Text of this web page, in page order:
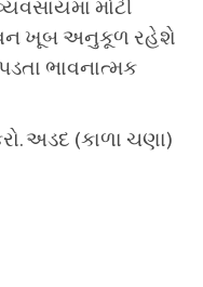
મોટી
ખૂબ અનુકૂળ રહેશે
ભાવનાત્મક
અડદ (કાળા ચણા)